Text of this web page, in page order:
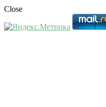
Close